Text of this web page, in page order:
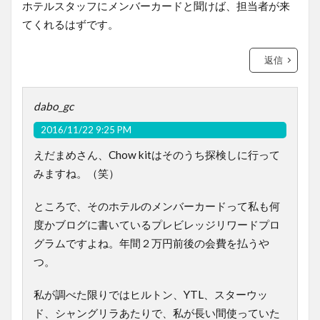
ホテルスタッフにメンバーカードと聞けば、担当者が来
てくれるはずです。
返信
dabo_gc
2016/11/22 9:25 PM
えだまめさん、Chow kitはそのうち探検しに行って
みますね。（笑）
ところで、そのホテルのメンバーカードって私も何
度かブログに書いているプレビレッジリワードプロ
グラムですよね。年間２万円前後の会費を払うや
つ。
私が調べた限りではヒルトン、YTL、スターウッ
ド、シャングリラあたりで、私が長い間使っていた